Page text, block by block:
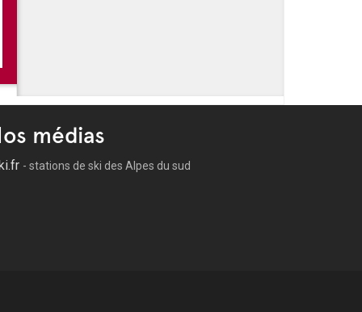
médias
- stations de ski des Alpes du sud